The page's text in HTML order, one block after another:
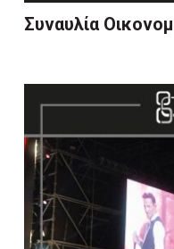
Συναυλία